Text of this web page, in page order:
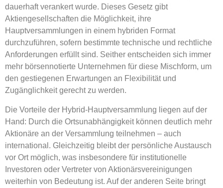
dauerhaft verankert wurde. Dieses Gesetz gibt
Aktiengesellschaften die Möglichkeit, ihre
Hauptversammlungen in einem hybriden Format
durchzuführen, sofern bestimmte technische und rechtliche
Anforderungen erfüllt sind. Seither entscheiden sich immer
mehr börsennotierte Unternehmen für diese Mischform, um
den gestiegenen Erwartungen an Flexibilität und
Zugänglichkeit gerecht zu werden.
Die Vorteile der Hybrid-Hauptversammlung liegen auf der
Hand: Durch die Ortsunabhängigkeitkönnen deutlich mehr
Aktionäre an der Versammlung teilnehmen – auch
international. Gleichzeitig bleibt der persönliche Austausch
vor Ort möglich, was insbesondere für institutionelle
Investoren oder Vertreter von Aktionärsvereinigungen
weiterhin von Bedeutung ist. Auf der anderen Seite bringt